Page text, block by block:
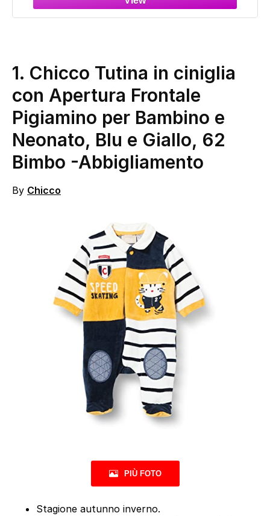
1. Chicco Tutina in ciniglia
con Apertura Frontale
Pigiamino per Bambino e
Neonato, Blu e Giallo, 62
Bimbo -Abbigliamento
By Chicco
PIÙ FOTO
Stagione autunno inverno.